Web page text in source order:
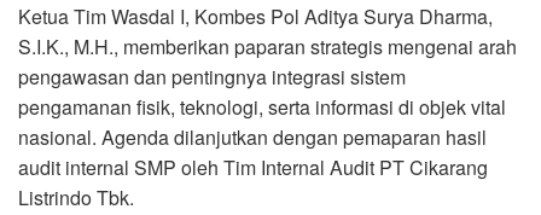
Ketua Tim Wasdal I, Kombes Pol Aditya Surya Dharma,
S.I.K., M.H., memberikan paparan strategis mengenai arah
pengawasan dan pentingnya integrasi sistem
pengamanan fisik, teknologi, serta informasi di objek vital
nasional. Agenda dilanjutkan dengan pemaparan hasil
audit internal SMP oleh Tim Internal Audit PT Cikarang
Listrindo Tbk.